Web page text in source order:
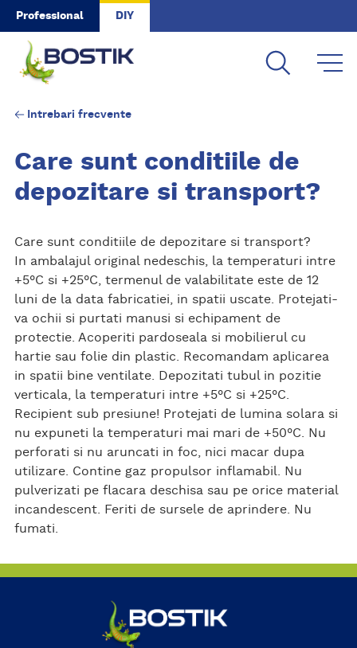
Skip to main content
Professional DIY
Intrebari frecvente
Care sunt conditiile de
depozitare si transport?
Care sunt conditiile de depozitare si transport?
In ambalajul original nedeschis, la temperaturi intre
+5°C si +25°C, termenul de valabilitate este de 12
luni de la data fabricatiei, in spatii uscate. Protejati-
va ochii si purtati manusi si echipament de
protectie. Acoperiti pardoseala si mobilierul cu
hartie sau folie din plastic. Recomandam aplicarea
in spatii bine ventilate. Depozitati tubul in pozitie
verticala, la temperaturi intre +5°C si +25°C.
Recipient sub presiune! Protejati de lumina solara si
nu expuneti la temperaturi mai mari de +50°C. Nu
perforati si nu aruncati in foc, nici macar dupa
utilizare. Contine gaz propulsor inflamabil. Nu
pulverizati pe flacara deschisa sau pe orice material
incandescent. Feriti de sursele de aprindere. Nu
fumati.